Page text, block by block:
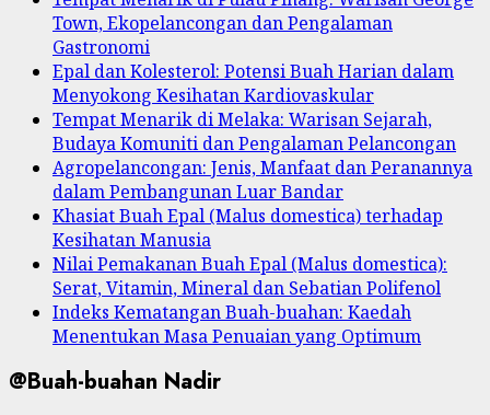
Town, Ekopelancongan dan Pengalaman
Gastronomi
Epal dan Kolesterol: Potensi Buah Harian dalam
Menyokong Kesihatan Kardiovaskular
Tempat Menarik di Melaka: Warisan Sejarah,
Budaya Komuniti dan Pengalaman Pelancongan
Agropelancongan: Jenis, Manfaat dan Peranannya
dalam Pembangunan Luar Bandar
Khasiat Buah Epal (Malus domestica) terhadap
Kesihatan Manusia
Nilai Pemakanan Buah Epal (Malus domestica):
Serat, Vitamin, Mineral dan Sebatian Polifenol
Indeks Kematangan Buah-buahan: Kaedah
Menentukan Masa Penuaian yang Optimum
@Buah-buahan Nadir